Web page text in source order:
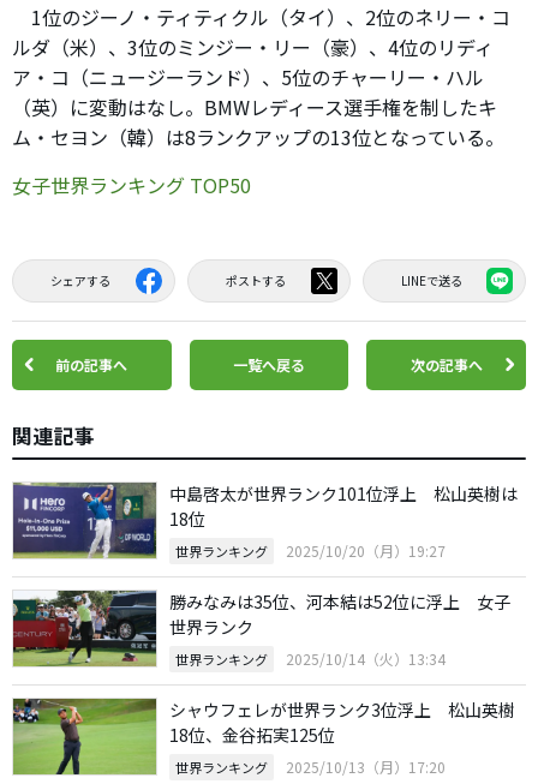
1位のジーノ・ティティクル（タイ）、2位のネリー・コ
ルダ（米）、3位のミンジー・リー（豪）、4位のリディ
ア・コ（ニュージーランド）、5位のチャーリー・ハル
（英）に変動はなし。BMWレディース選手権を制したキ
ム・セヨン（韓）は8ランクアップの13位となっている。
女子世界ランキング TOP50
シェアする ポストする LINEで送る
前の記事へ 一覧へ戻る 次の記事へ
関連記事
中島啓太が世界ランク101位浮上 松山英樹は
18位
世界ランキング 2025/10/20（月）19:27
勝みなみは35位、河本結は52位に浮上 女子
世界ランク
世界ランキング 2025/10/14（火）13:34
シャウフェレが世界ランク3位浮上 松山英樹
18位、金谷拓実125位
世界ランキング 2025/10/13（月）17:20